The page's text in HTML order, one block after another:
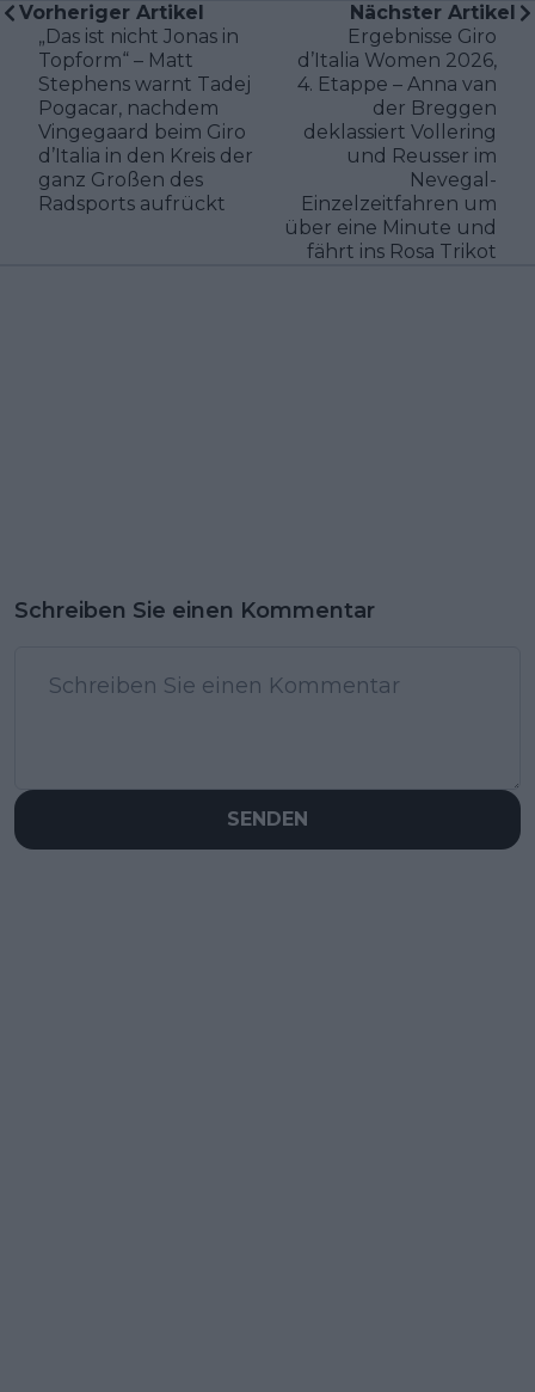
Vorheriger Artikel
„Das ist nicht Jonas in
Topform“ – Matt
Stephens warnt Tadej
Pogacar, nachdem
Vingegaard beim Giro
d’Italia in den Kreis der
ganz Großen des
Radsports aufrückt
Nächster Artikel
Ergebnisse Giro
d’Italia Women 2026,
4. Etappe – Anna van
der Breggen
deklassiert Vollering
und Reusser im
Nevegal-
Einzelzeitfahren um
über eine Minute und
fährt ins Rosa Trikot
Schreiben Sie einen Kommentar
SENDEN